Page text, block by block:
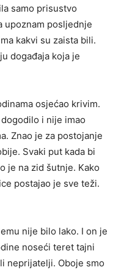
samo prisustvo
upoznam posljednje
kakvi su zaista bili.
događaja koja je
osjećao krivim.
i nije imao
Znao je za postojanje
Svaki put kada bi
je na zid šutnje. Kako
postajao je sve teži.
nije bilo lako. I on je
noseći teret tajni
neprijatelji. Oboje smo